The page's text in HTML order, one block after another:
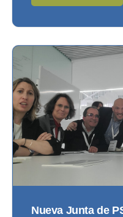
Nueva Junta de